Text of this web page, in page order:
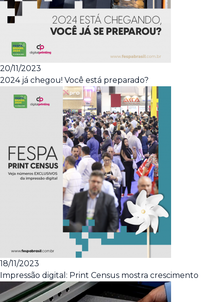
20/11/2023
2024 já chegou! Você está preparado?
18/11/2023
Impressão digital: Print Census mostra crescimento